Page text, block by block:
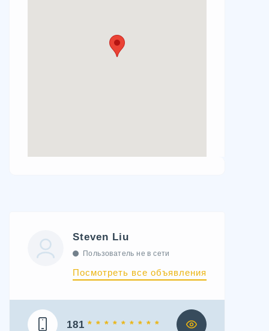
Steven Liu
Пользователь не в сети
Посмотреть все объявления
181 * * * * * * * * *